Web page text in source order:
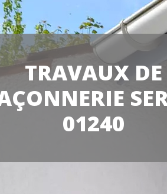
TRAVAUX DE
01240